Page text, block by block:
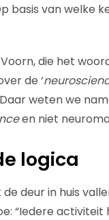
basis van welke
die het
de ‘
weten we
en niet
logica
de deur in huis
“Iedere activiteit